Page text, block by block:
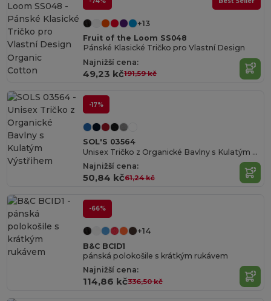
+13
Fruit of the Loom SS048
Pánské Klasické Tričko pro Vlastní Design
Najnižší cena:
49,23 kč191,59 kč
Organic
Cotton
-17%
SOL'S 03564
Unisex Tričko z Organické Bavlny s Kulatým Výstřihem
Najnižší cena:
50,84 kč61,24 kč
-66%
+14
B&C BCID1
pánská polokošile s krátkým rukávem
Najnižší cena:
114,86 kč336,50 kč